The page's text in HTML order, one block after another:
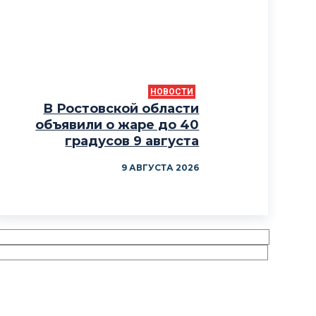
НОВОСТИ
В Ростовской области
объявили о жаре до 40
градусов 9 августа
9 АВГУСТА 2026